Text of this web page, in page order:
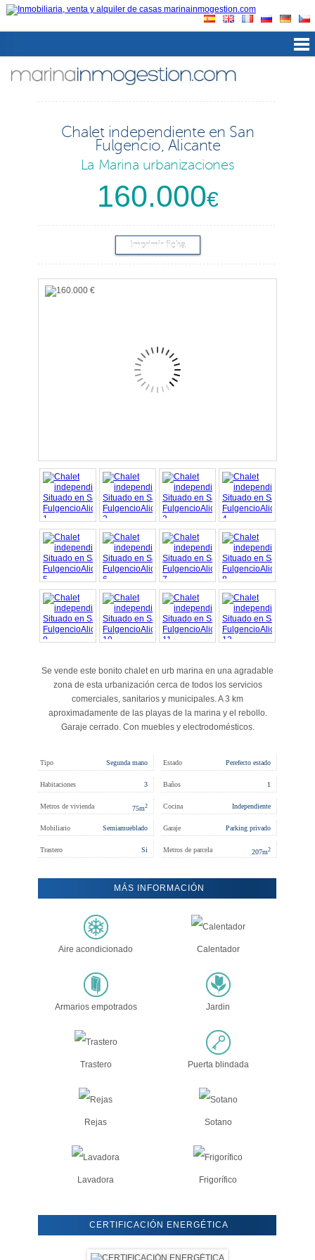
Chalet independiente en San
Fulgencio, Alicante
La Marina urbanizaciones
160.000€
Imprimir ficha
Se vende este bonito chalet en urb marina en una agradable
zona de esta urbanización cerca de todos los servicios
comerciales, sanitarios y municipales. A 3 km
aproximadamente de las playas de la marina y el rebollo.
Garaje cerrado. Con muebles y electrodomésticos.
Tipo Segunda mano Estado Perefecto estado
Habitaciones 3 Baños 1
Metros de vivienda 75m2 Cocina Independiente
Mobiliario Semiamueblado Garaje Parking privado
Trastero Si Metros de parcela 207m2
MÁS INFORMACIÓN
Aire acondicionado Calentador
Armarios empotrados Jardin
Trastero Puerta blindada
Rejas Sotano
Lavadora Frigorífico
CERTIFICACIÓN ENERGÉTICA